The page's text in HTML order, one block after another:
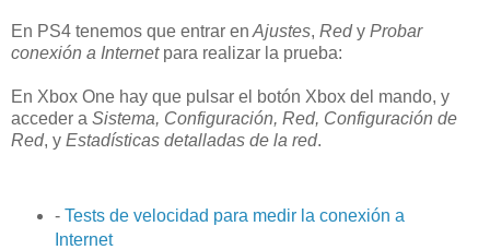
En PS4 tenemos que entrar en Ajustes, Redy Probar
conexión a Internetpara realizar la prueba:
En Xbox One hay que pulsar el botón Xbox del mando, y
acceder a Sistema, Configuración, Red, Configuración de
Red, y Estadísticas detalladas de la red.
- Tests de velocidad para medir la conexión a
Internet